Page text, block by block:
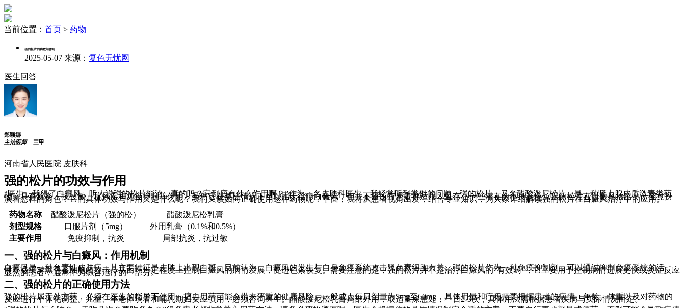
当前位置： 首页 > 药物
强的松片的功效与作用
2025-05-07 来源： 复色无忧网
医生回答
郑颖娜
主治医师
三甲
河南省人民医院 皮肤科
强的松片的功效与作用
“医生，我得了白癜风，听人说强的松片能治，真的吗？它到底有什么作用啊？”作为一名皮肤科医生，我经常听到类似的问题。强的松片，又名醋酸泼尼松片，是一种肾上腺皮质激素类药
物，具有抗炎、抗过敏、抗风湿和免疫抑制等作用。虽然它在某些情况下可以用于治疗白癜风，但并不是所有患者都适用，且存在一些潜在的不良反应。强的松片在白癜风治疗中，究竟扮
演着怎样的角色？它的具体功效与作用又是什么呢？我们又该如何正确使用这种药物呢？下面，我将从患者视角出发，结合专业知识，为大家详细解读强的松片在白癜风治疗中的应用。
药物名称
醋酸泼尼松片（强的松）
醋酸泼尼松乳膏
剂型规格
口服片剂（5mg）
外用乳膏（0.1%和0.5%）
主要作用
免疫抑制，抗炎 局部抗炎，抗过敏
一、强的松片与白癜风：作用机制
白癜风是一种色素性皮肤病，其主要特征是皮肤上出现白斑。目前认为，白癜风的发生与自身免疫系统攻击黑色素细胞有关。强的松片作为一种免疫抑制剂，可以通过抑制免疫系统的活
性，减缓对黑色素细胞的攻击，从而在一定程度上控制白癜风的病情发展，促进色素恢复。需要注意的是，强的松片并不是治疗白癜风的“有效药”，它主要用于控制病情进展更快或炎症反应
显然的患者，通常作为综合治疗的一部分。
二、强的松片的正确使用方法
强的松片属于处方药，必须在医生的指导下使用。擅自用药可能会带来严重的健康风险。一般成人每日剂量为5mg至60mg，具体用量和疗程需要根据患者的病情、年龄、体重以及对药物的
反应进行个体化调整。儿童、年老体弱者和哺乳期妇女应慎用，必须咨询医生。醋酸泼尼松乳膏局部外用，取适量涂患处，一日2-3次，具体用法需根据患者疾病与实际情况而定。